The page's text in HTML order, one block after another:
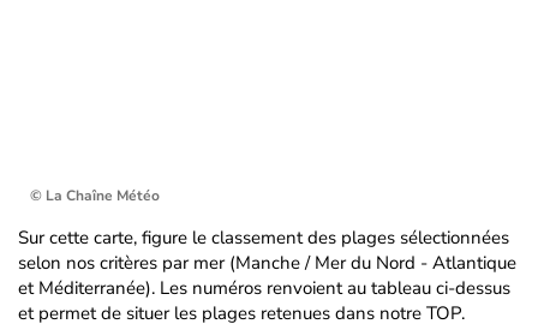
© La Chaîne Météo
Sur cette carte, figure le classement des plages sélectionnées
selon nos critères par mer (Manche / Mer du Nord - Atlantique
et Méditerranée). Les numéros renvoient au tableau ci-dessus
et permet de situer les plages retenues dans notre TOP.